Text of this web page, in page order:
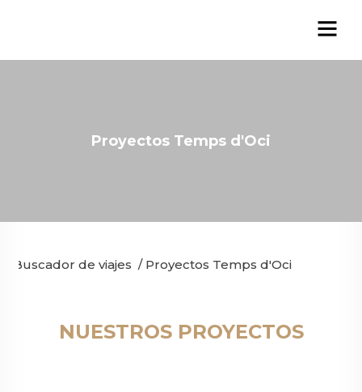
Proyectos Temps d'Oci
Buscador de viajes / Proyectos Temps d'Oci
NUESTROS PROYECTOS